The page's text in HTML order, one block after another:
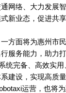
网络、大力发展
新业态，促进共享
方面将为惠州市
服务能力，助力
统完备、高效实
建设，实现高质
运营，也将